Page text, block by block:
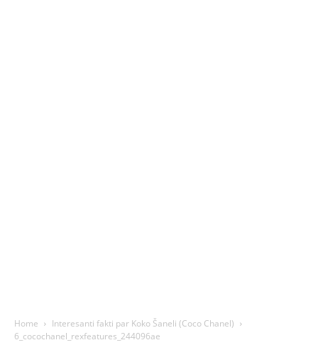
Home
Interesanti fakti par Koko Šaneli (Coco Chanel)
6_cocochanel_rexfeatures_244096ae